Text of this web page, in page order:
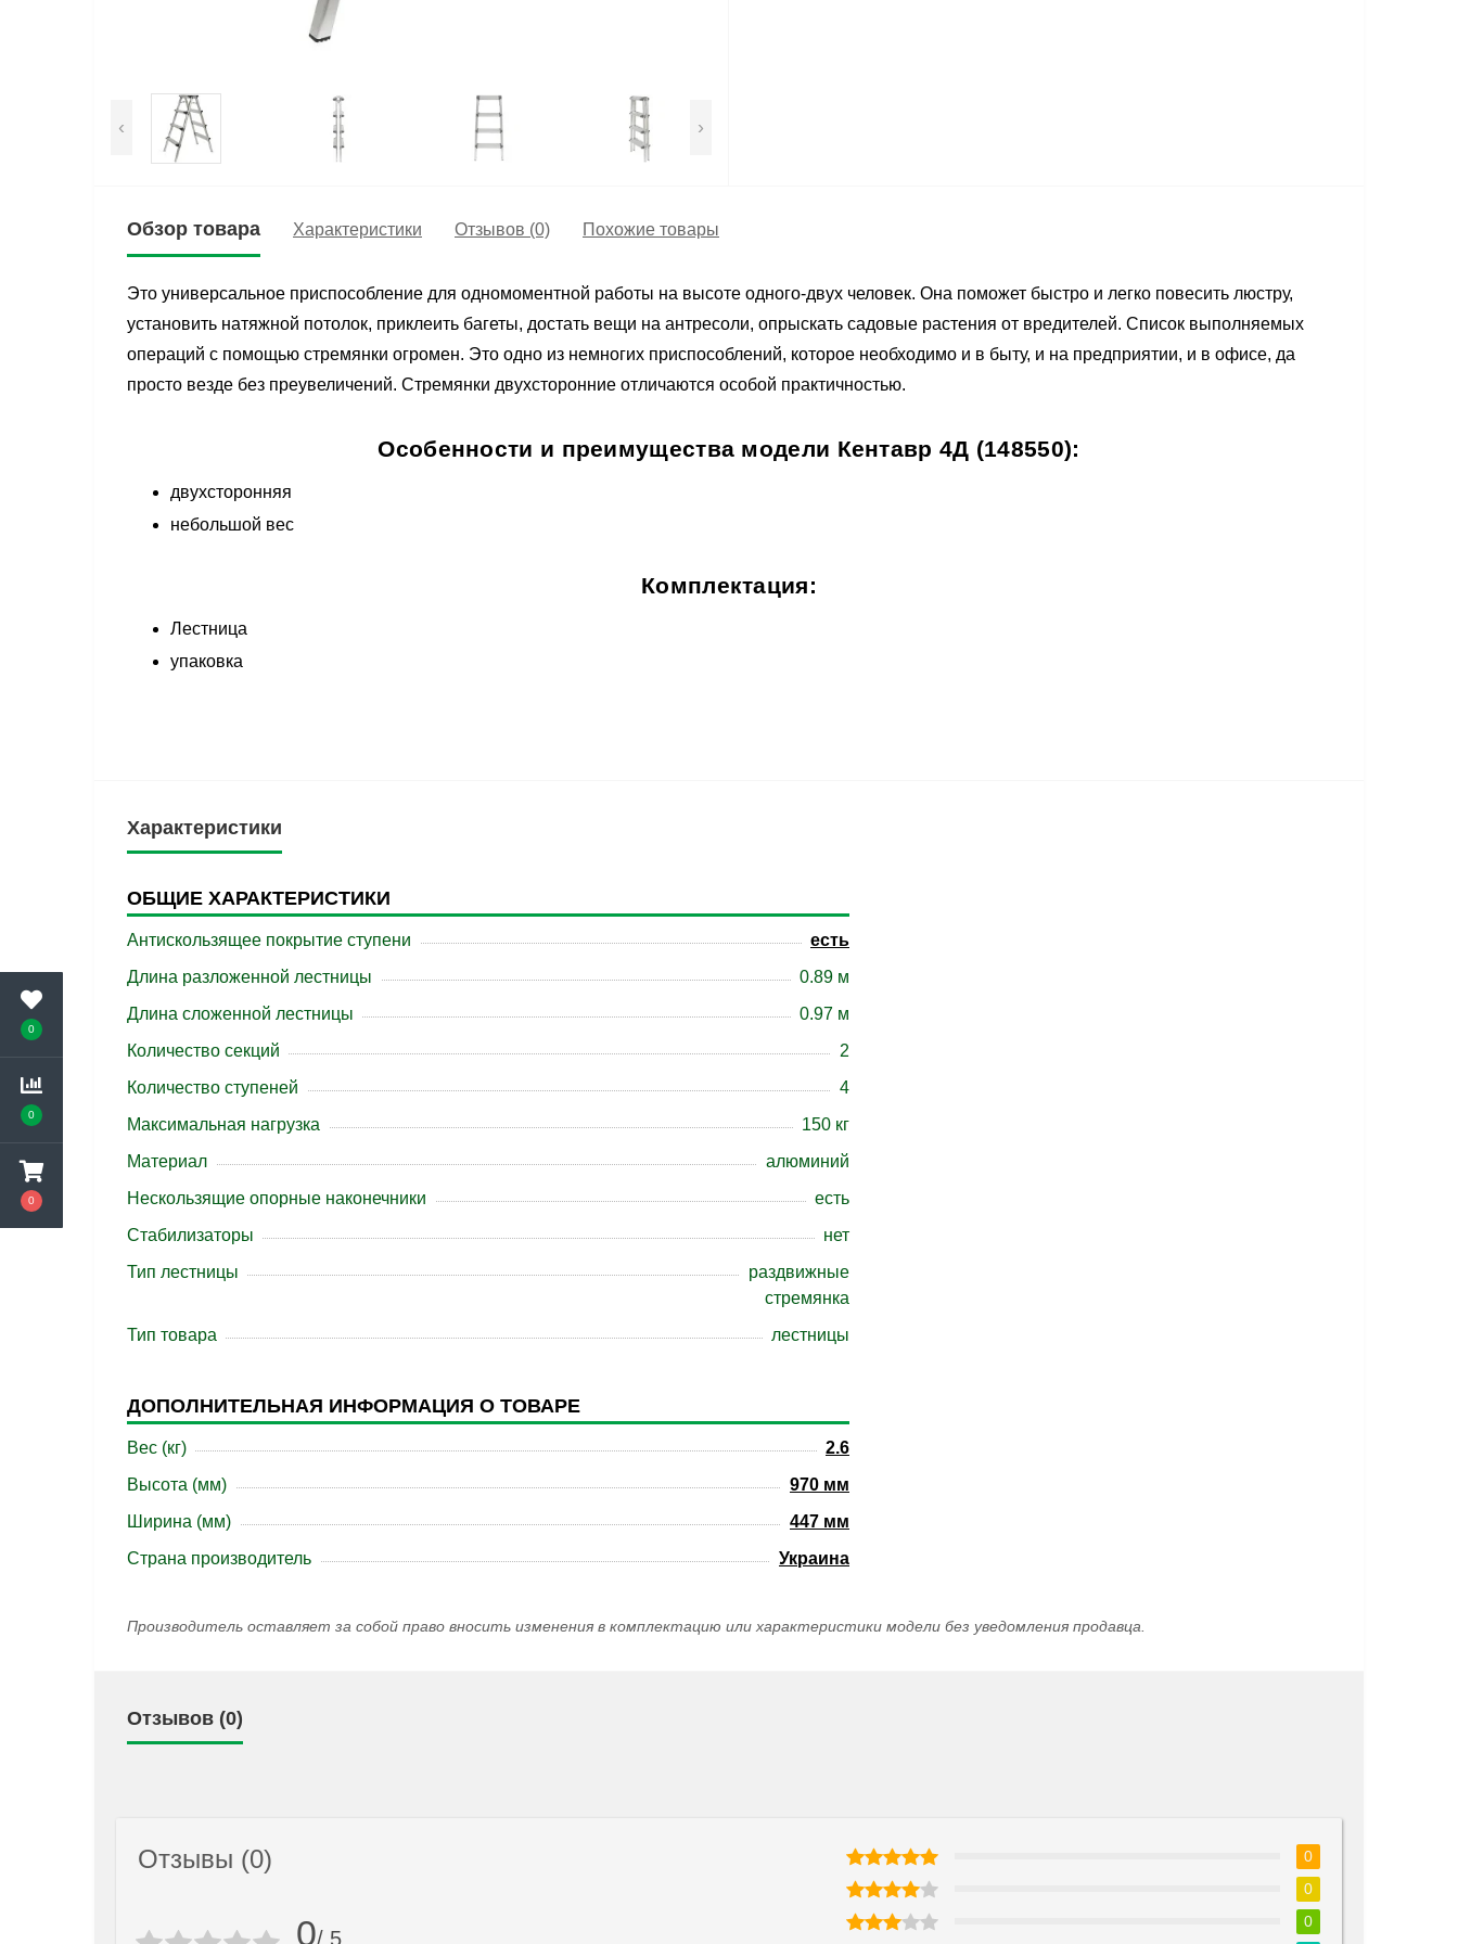
0
0
0
‹ ›
Обзор товара Характеристики Отзывов (0) Похожие товары
Это универсальное приспособление для одномоментной работы на высоте одного-двух человек. Она поможет быстро и легко повесить люстру,
установить натяжной потолок, приклеить багеты, достать вещи на антресоли, опрыскать садовые растения от вредителей. Список выполняемых
операций с помощью стремянки огромен. Это одно из немногих приспособлений, которое необходимо и в быту, и на предприятии, и в офисе, да
просто везде без преувеличений. Стремянки двухсторонние отличаются особой практичностью.
Особенности и преимущества модели Кентавр 4Д (148550):
двухсторонняя
небольшой вес
Комплектация:
Лестница
упаковка
Характеристики
ОБЩИЕ ХАРАКТЕРИСТИКИ
Антискользящее покрытие ступени
есть
Длина разложенной лестницы
0.89 м
Длина сложенной лестницы
0.97 м
Количество секций
2
Количество ступеней
4
Максимальная нагрузка
150 кг
Материал
алюминий
Нескользящие опорные наконечники
есть
Стабилизаторы
нет
Тип лестницы
раздвижные
стремянка
Тип товара
лестницы
ДОПОЛНИТЕЛЬНАЯ ИНФОРМАЦИЯ О ТОВАРЕ
Вес (кг)
2.6
Высота (мм)
970 мм
Ширина (мм)
447 мм
Страна производитель
Украина
Производитель оставляет за собой право вносить изменения в комплектацию или характеристики модели без уведомления продавца.
Отзывов (0)
Отзывы (0)
0/ 5
0
0
0